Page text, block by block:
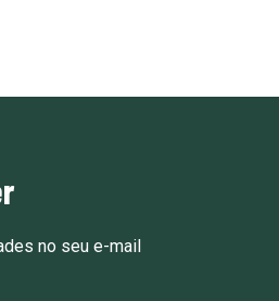
no seu e-mail